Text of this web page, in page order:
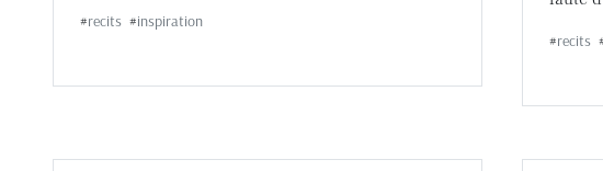
#recits #inspiration
#recits